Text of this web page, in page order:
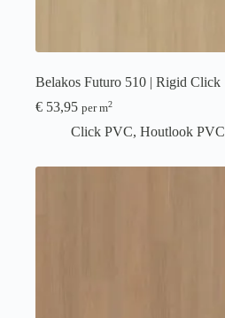
Belakos Futuro 510 | Rigid Click
€ 53,95 per m2
Click PVC, Houtlook PVC